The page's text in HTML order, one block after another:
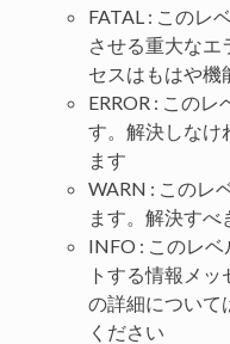
FATAL : このレ
させる重大なエ
セスはもはや機
ERROR : この
す。解決しなけ
ます
WARN : このレ
ます。解決す
INFO : このレ
トする情報メ
の詳細について
ください